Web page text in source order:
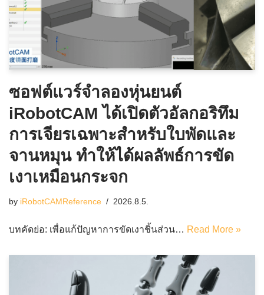
ซอฟต์แวร์จำลองหุ่นยนต์
iRobotCAM ได้เปิดตัวอัลกอริทึม
การเจียรเฉพาะสำหรับใบพัดและ
จานหมุน ทำให้ได้ผลลัพธ์การขัด
เงาเหมือนกระจก
by iRobotCAMReference 2026.8.5.
บทคัดย่อ: เพื่อแก้ปัญหาการขัดเงาชิ้นส่วน… Read More »